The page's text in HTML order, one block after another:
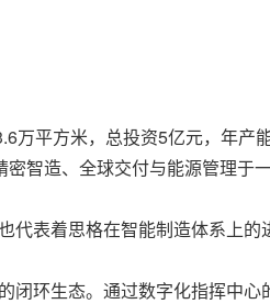
万平方米，总投资5亿元，年产
智造、全球交付与能源管理于
表着思格在智能制造体系上的
环生态。通过数字化指挥中